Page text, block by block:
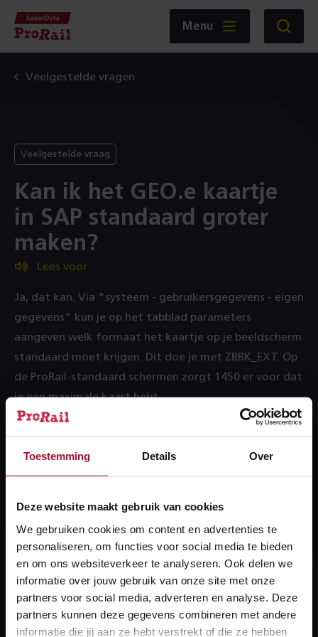
Toestemming Details Over
Deze website maakt gebruik van cookies
We gebruiken cookies om content en advertenties te
personaliseren, om functies voor social media te bieden
en om ons websiteverkeer te analyseren. Ook delen we
informatie over jouw gebruik van onze site met onze
partners voor social media, adverteren en analyse. Deze
partners kunnen deze gegevens combineren met andere
informatie die jij aan ze hebt verstrekt of die ze hebben
Navigatie
Homepage
ProRail
Menu Zoeken
Veelgestelde vragen
Kan ik het GEO.e kaartje
in SAP standaard groter
maken?
Veelgestelde vraag
Lees voor
Ja, dat kan. Via "systeem - gebruikersgegevens - eigen
gegevens" kun je op het tabblad parameters
aangeven welk formaat het kaartje op je beeldscherm
standaard moet krijgen. Dit doe je met ZBBK_EXT. Op
de ProRail-standaard schermen zorgt 1450 er voor dat
je een maximale kaart hebt.
Meer over:
Heb je een vraag?
We helpen je graag! We reageren op werkdagen
binnen 24 uur.